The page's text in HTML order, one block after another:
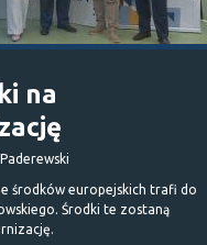
na
środków europejskich trafi do
Środki te zostaną